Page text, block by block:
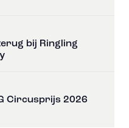
bij Ringling
Circusprijs 2026